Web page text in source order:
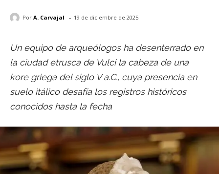
Por A. Carvajal - 19 de diciembre de 2025
Un equipo de arqueólogos ha desenterrado en
la ciudad etrusca de Vulci la cabeza de una
kore griega del siglo V a.C., cuya presencia en
suelo itálico desafía los registros históricos
conocidos hasta la fecha